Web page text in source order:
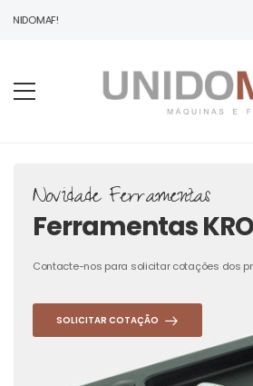
Novidade Ferramentas
Ferramentas
Contacte-nos para solicitar cotações dos
SOLICITAR COTAÇÃO